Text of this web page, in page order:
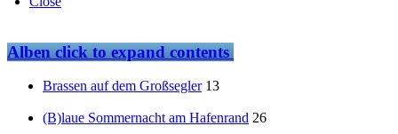
Albenclick to expand contents
Brassen auf dem Großsegler 13
(B)laue Sommernacht am Hafenrand 26